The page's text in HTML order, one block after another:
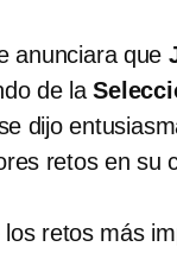
anunciara que
de la
dijo
retos en su
los retos más